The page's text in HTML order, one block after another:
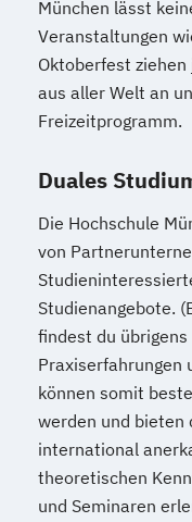
München lässt
Veranstaltungen
Oktoberfest
aus aller Welt an
Freizeitprogramm.
Duales
Die Hochschule
von
Studienangebote.
findest du
Praxiserfahrungen
können somit
werden und bieten
international
theoretischen
und Seminaren